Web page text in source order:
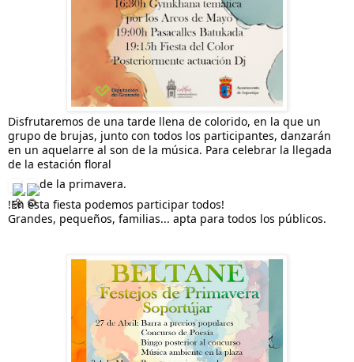
Disfrutaremos de una tarde llena de colorido, en la que un
grupo de brujas, junto con todos los participantes, danzarán
en un aquelarre al son de la música. Para celebrar la llegada
de la estación floral
de la primavera.
!En esta fiesta podemos participar todos!
Grandes, pequeños, familias... apta para todos los públicos.